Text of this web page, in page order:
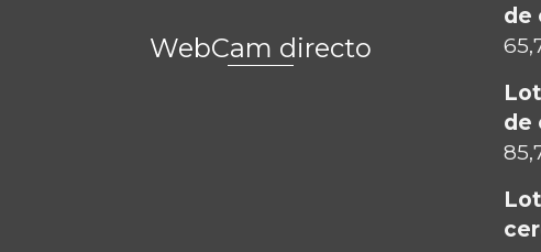
WebCam directo
de
de